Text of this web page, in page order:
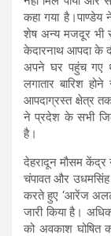
कहा गया है।पाण्डेय
शेष अन्य मजदूर भी
केदारनाथ आपदा के
अपने घर पहुंच गए
लगातार बारिश
आपदाग्रस्त क्षेत्र
ने प्रदेश के सभी
है।
देहरादून मौसम केंद्र
चंपावत और उधमसिंह
करते हुए ‘आरेंज
जारी किया है।
को अवकाश घोषित